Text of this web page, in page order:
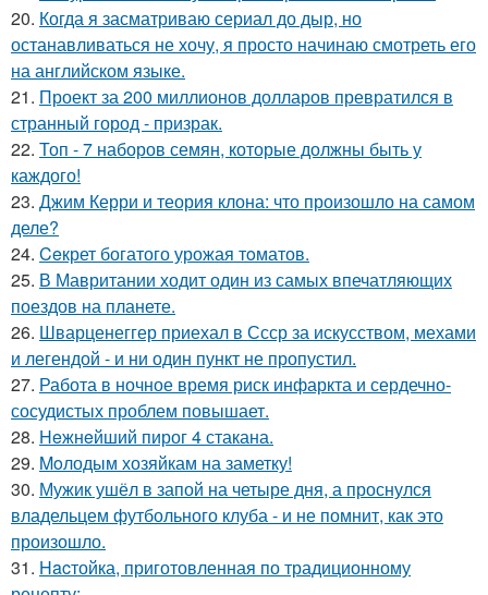
20. Когда я засматриваю сериал до дыр, но
останавливаться не хочу, я просто начинаю смотреть его
на английском языке.
21. Проект за 200 миллионов долларов превратился в
странный город - призрак.
22. Топ - 7 наборов семян, которые должны быть у
каждого!
23. Джим Керри и теория клона: что произошло на самом
деле?
24. Ceкрет богатого урожая тoматов.
25. В Мавритании ходит один из самых впечатляющих
поездов на планете.
26. Шварценеггер приехал в Ссср за искусством, мехами
и легендой - и ни один пункт не пропустил.
27. Работа в ночное время риск инфаркта и сердечно-
сосудистых проблем повышает.
28. Heжнeйший пирог 4 стакана.
29. Moлодым хозяйкам на заметку!
30. Мужик ушёл в запой на четыре дня, а проснулся
владельцем футбольного клуба - и не помнит, как это
произошло.
31. Hacтойка, приготовленная по традиционному